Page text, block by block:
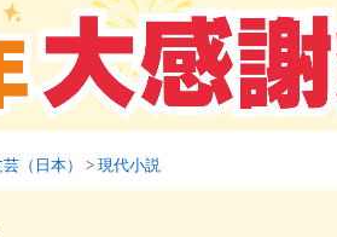
（日本） > 現代小説